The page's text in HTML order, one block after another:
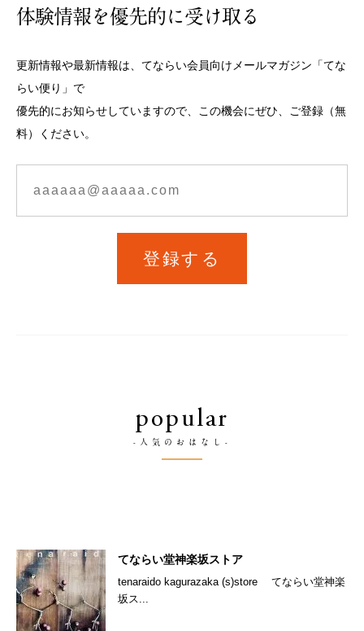
体験情報を優先的に受け取る
更新情報や最新情報は、てならい会員向けメールマガジン「てな
らい便り」で
優先的にお知らせしていますので、この機会にぜひ、ご登録（無
料）ください。
登録する
popular
-人気のおはなし-
てならい堂神楽坂ストア
tenaraido kagurazaka (s)store てならい堂神楽
坂ス...